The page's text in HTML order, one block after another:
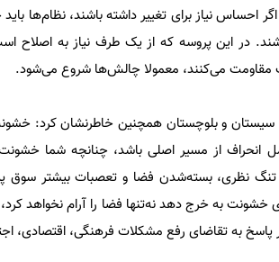
احساس نیاز برای تغییر داشته باشند، نظام‌ها
در این پروسه که از یک طرف نیاز به
مقاومت می‌کنند، معمولا چالش‌ها شروع می‌شود.
سیستان و بلوچستان همچنین خاطرنشان کرد:
انحراف از مسیر اصلی باشد، چنانچه شما خشونت
نظری، بسته‌شدن فضا و تعصبات بیشتر سوق
به خرج دهد نه‌تنها فضا را آرام نخواهد
به تقاضای رفع مشکلات فرهنگی، اقتصادی،